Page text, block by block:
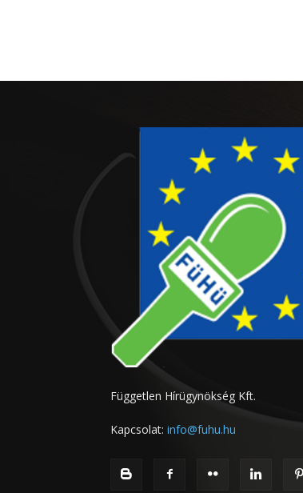
Független Hírügynökség Kft.
Kapcsolat: info@fuhu.hu